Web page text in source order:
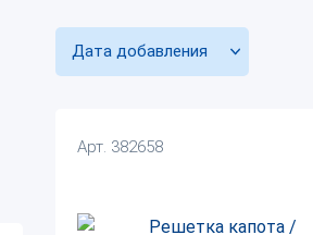
Дата добавления
Арт. 382658